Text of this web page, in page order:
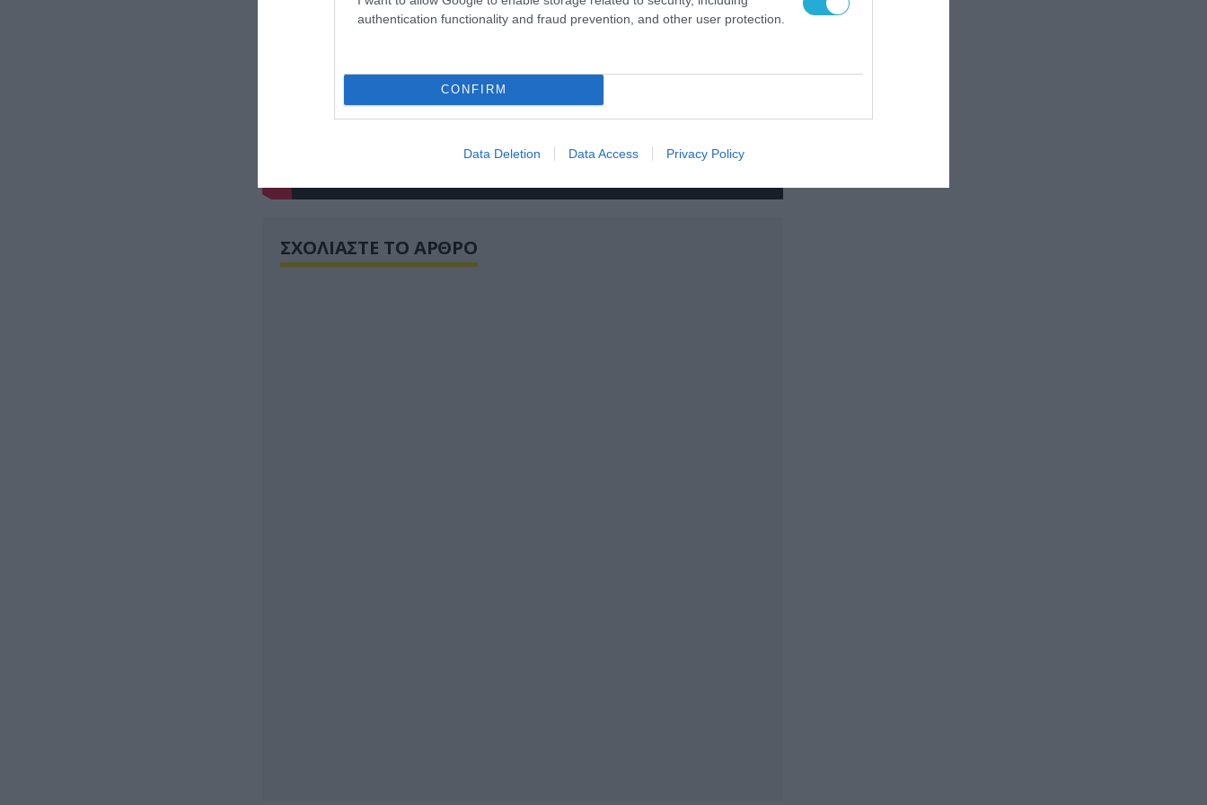
authentication functionality and fraud prevention, and other user protection.
CONFIRM
Data Deletion Data Access Privacy Policy
ΣΧΟΛΙΑΣΤΕ ΤΟ ΑΡΘΡΟ